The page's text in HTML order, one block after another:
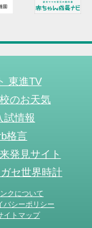
東進TV
のお天気
試情報
格言
発見サイト
セ世界時計
ンクについて
バシーポリシー
イトマップ